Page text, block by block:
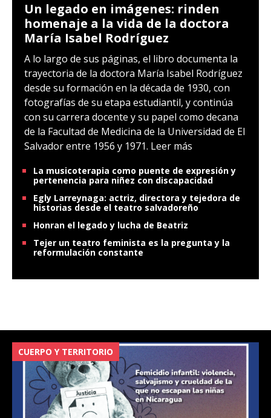
Un legado en imágenes: rinden
homenaje a la vida de la doctora
María Isabel Rodríguez
A lo largo de sus páginas, el libro documenta la
trayectoria de la doctora María Isabel Rodríguez
desde su formación en la década de 1930, con
fotografías de su etapa estudiantil, y continúa
con su carrera docente y su papel como decana
de la Facultad de Medicina de la Universidad de El
Salvador entre 1956 y 1971. Leer más
La musicoterapia como puente de expresión y
pertenencia para niñez con discapacidad
Egly Larreynaga: actriz, directora y tejedora de
historias desde el teatro salvadoreño
Honran el legado y lucha de Beatriz
Tejer un teatro feminista es la pregunta y la
reformulación constante
CUERPO Y TERRITORIO